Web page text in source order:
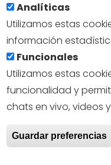
Analíticas
Utilizamos estas
información
Funcionales
Utilizamos estas
funcionalidad y
chats en vivo, videos
Guardar preferencias
De seis a nueve
Incluye cuatro horas
De nueve a dieciséis
Incluye cinco horas
Días sin colegio:
Dieciséis y diecisiete
Incluye seis horas en
Días sin colegio: